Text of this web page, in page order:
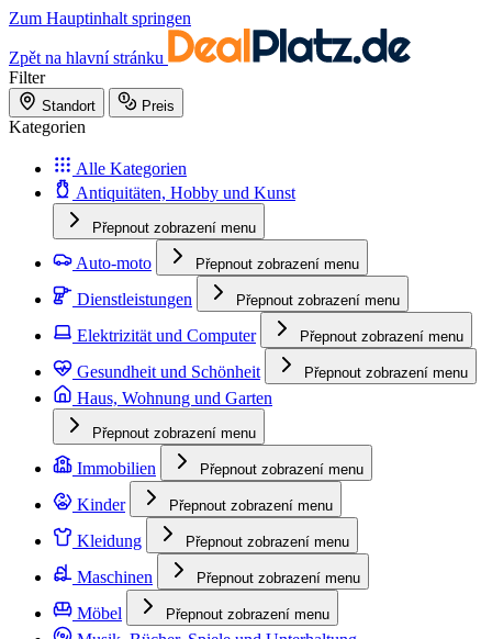
Zum Hauptinhalt springen
Zpět na hlavní stránku
Filter
Standort Preis
Kategorien
Alle Kategorien
Antiquitäten, Hobby und Kunst
Přepnout zobrazení menu
Auto-moto Přepnout zobrazení menu
Dienstleistungen Přepnout zobrazení menu
Elektrizität und Computer Přepnout zobrazení menu
Gesundheit und Schönheit Přepnout zobrazení menu
Haus, Wohnung und Garten
Přepnout zobrazení menu
Immobilien Přepnout zobrazení menu
Kinder Přepnout zobrazení menu
Kleidung Přepnout zobrazení menu
Maschinen Přepnout zobrazení menu
Möbel Přepnout zobrazení menu